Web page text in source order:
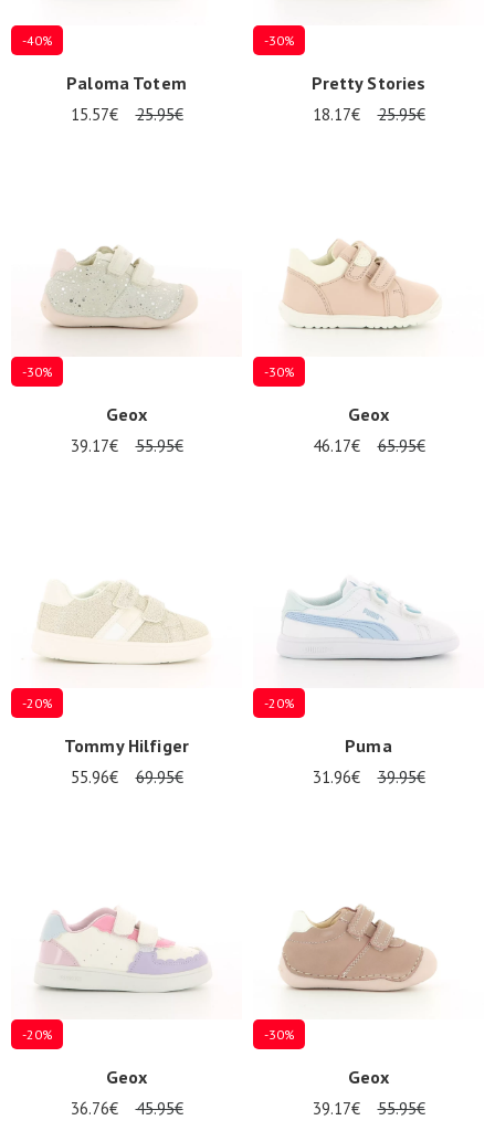
-40%
Paloma Totem
15.57€ 25.95€
-30%
Pretty Stories
18.17€ 25.95€
-30%
Geox
39.17€ 55.95€
-30%
Geox
46.17€ 65.95€
-20%
Tommy Hilfiger
55.96€ 69.95€
-20%
Puma
31.96€ 39.95€
-20%
Geox
36.76€ 45.95€
-30%
Geox
39.17€ 55.95€